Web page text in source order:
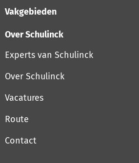
Vakgebieden
Over Schulinck
Experts van Schulinck
Over Schulinck
Vacatures
Route
Contact